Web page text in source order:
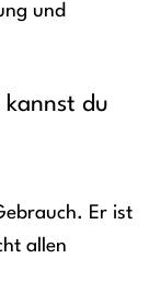
und
du
Er ist
allen